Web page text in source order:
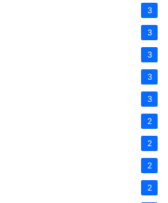
3
3
3
3
3
2
2
2
2